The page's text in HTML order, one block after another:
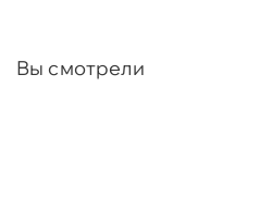
Вы смотрели